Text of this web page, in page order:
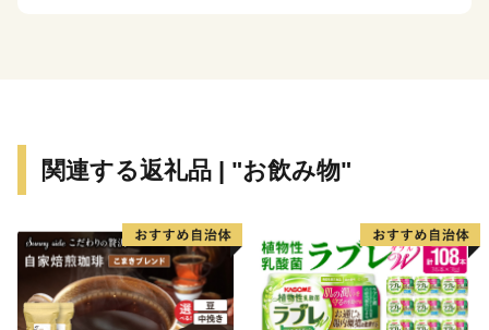
も盛んです。
は、豊富な天然ミネラルをバランスよく含む健康飲料水
として親しまれています。
■歴史について
関連する返礼品 | "お飲み物"